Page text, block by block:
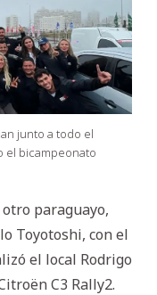
junto a todo el
el bicampeonato
paraguayo,
Toyotoshi, con el
el local Rodrigo
C3 Rally2.